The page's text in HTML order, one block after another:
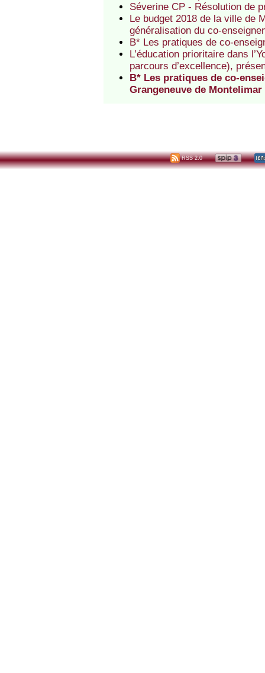
Séverine CP - Résolution de
Le budget 2018 de la ville de
généralisation du co-
B* Les pratiques de co-
L’éducation prioritaire dans
parcours d’excellence),
B* Les pratiques de co-
Grangeneuve de Montelimar
RSS 2.0